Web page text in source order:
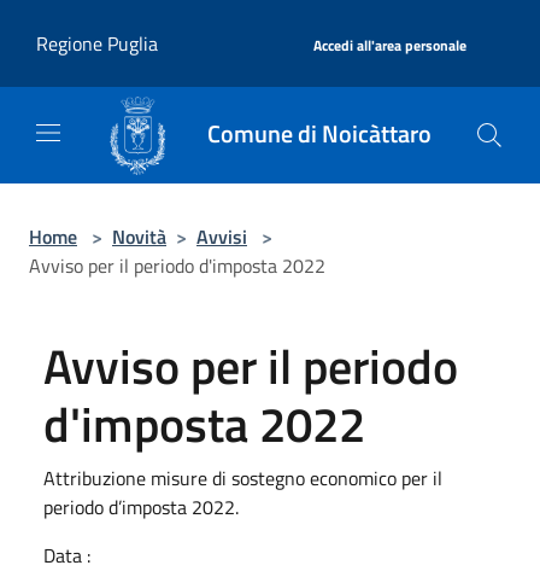
Regione Puglia
Accedi all'area personale
Comune di Noicàttaro
Home > Novità > Avvisi >
Avviso per il periodo d'imposta 2022
Avviso per il periodo
d'imposta 2022
Attribuzione misure di sostegno economico per il
periodo d’imposta 2022.
Data :